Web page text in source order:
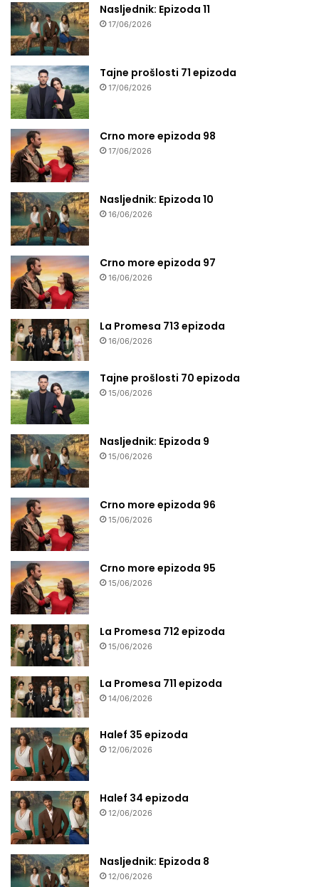
Nasljednik: Epizoda 11
17/06/2026
Tajne prošlosti 71 epizoda
17/06/2026
Crno more epizoda 98
17/06/2026
Nasljednik: Epizoda 10
16/06/2026
Crno more epizoda 97
16/06/2026
La Promesa 713 epizoda
16/06/2026
Tajne prošlosti 70 epizoda
15/06/2026
Nasljednik: Epizoda 9
15/06/2026
Crno more epizoda 96
15/06/2026
Crno more epizoda 95
15/06/2026
La Promesa 712 epizoda
15/06/2026
La Promesa 711 epizoda
14/06/2026
Halef 35 epizoda
12/06/2026
Halef 34 epizoda
12/06/2026
Nasljednik: Epizoda 8
12/06/2026